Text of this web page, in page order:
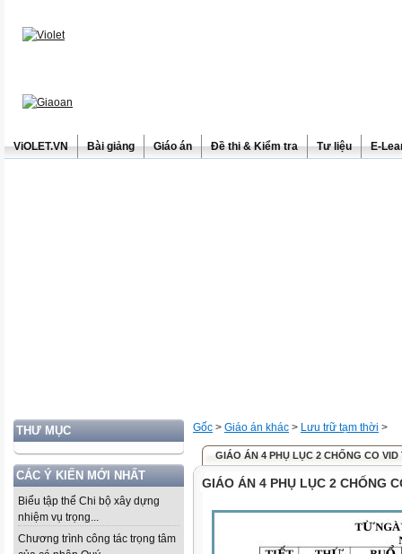
ViOLET.VN Bài giảng Giáo án Đề thi & Kiểm tra Tư liệu E-
THƯ MỤC
CÁC Ý KIẾN MỚI NHẤT
Biểu tập thể Chi bộ xây dựng
nhiệm vụ trọng...
Chương trình công tác trọng tâm
Gốc > Giáo án khác > Lưu trữ tạm thời >
GIÁO ÁN 4 PHỤ LỤC 2 CHỐNG CO VID
GIÁO ÁN 4 PHỤ LỤC 2 CHỐNG